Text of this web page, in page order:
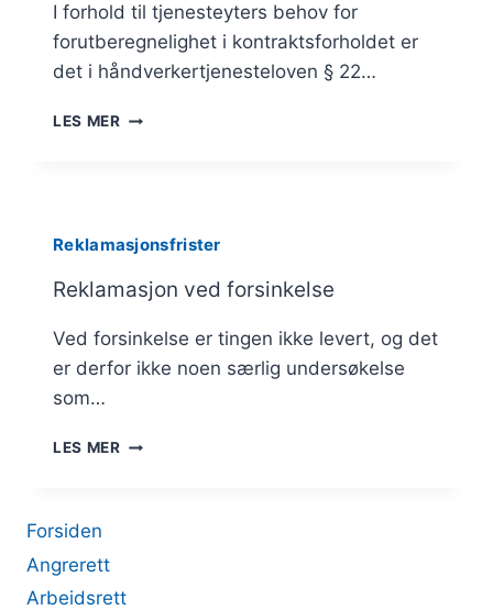
I forhold til tjenesteyters behov for
forutberegnelighet i kontraktsforholdet er
det i håndverkertjenesteloven § 22…
LES MERABSOLUTT
Reklamasjonsfrister
Reklamasjon ved forsinkelse
Ved forsinkelse er tingen ikke levert, og det
er derfor ikke noen særlig undersøkelse
som…
LES MERREKLAMASJON
Forsiden
Angrerett
Arbeidsrett